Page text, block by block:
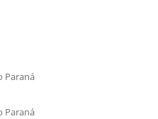
Paraná
Paraná